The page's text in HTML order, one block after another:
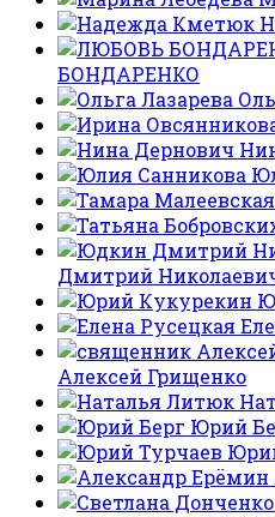
БОНДАРЕНКО
Дмитрий
Алексей Грищенко
Юрий